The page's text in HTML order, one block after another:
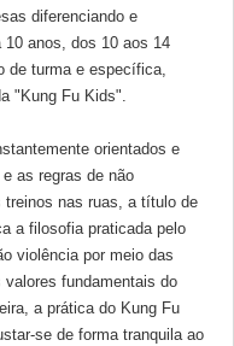
diferenciando e
10 anos, dos 10 aos 14
de turma e específica,
"Kung Fu Kids".
orientados e
as regras de não
treinos nas ruas, a título de
a filosofia praticada pelo
violência por meio das
fundamentais do
a prática do Kung Fu
se de forma tranquila ao